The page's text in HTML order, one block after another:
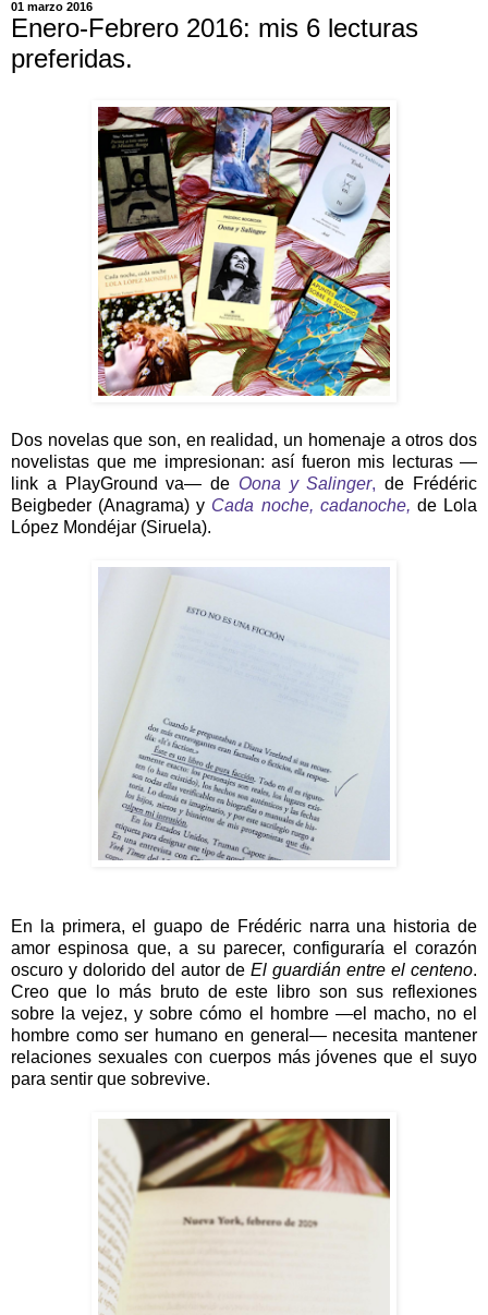
01 marzo 2016
Enero-Febrero 2016: mis 6 lecturas
preferidas.
Dos novelas que son, en realidad, un homenaje a otros dos
novelistas que me impresionan: así fueron mis lecturas —
link a PlayGround va— de Oona y Salinger, de Frédéric
Beigbeder (Anagrama) y Cada noche, cadanoche, de Lola
López Mondéjar (Siruela).
En la primera, el guapo de Frédéric narra una historia de
amor espinosa que, a su parecer, configuraría el corazón
oscuro y dolorido del autor de El guardián entre el centeno.
Creo que lo más bruto de este libro son sus reflexiones
sobre la vejez, y sobre cómo el hombre —el macho, no el
hombre como ser humano en general— necesita mantener
relaciones sexuales con cuerpos más jóvenes que el suyo
para sentir que sobrevive.